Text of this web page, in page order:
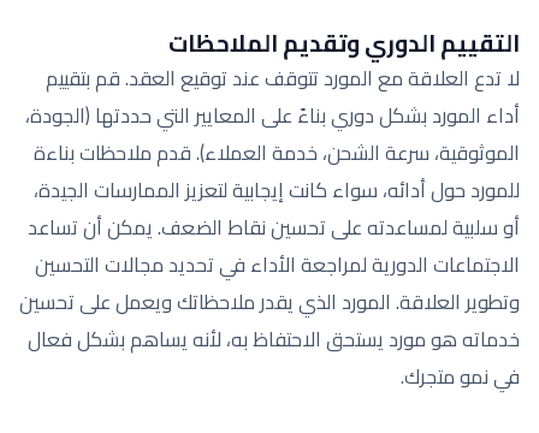
التقييم الدوري وتقديم الملاحظات
لا تدع العلاقة مع المورد تتوقف عند توقيع العقد. قم بتقييم
أداء المورد بشكل دوري بناءً على المعايير التي حددتها (الجودة،
الموثوقية، سرعة الشحن، خدمة العملاء). قدم ملاحظات بناءة
للمورد حول أدائه، سواء كانت إيجابية لتعزيز الممارسات الجيدة،
أو سلبية لمساعدته على تحسين نقاط الضعف. يمكن أن تساعد
الاجتماعات الدورية لمراجعة الأداء في تحديد مجالات التحسين
وتطوير العلاقة. المورد الذي يقدر ملاحظاتك ويعمل على تحسين
خدماته هو مورد يستحق الاحتفاظ به، لأنه يساهم بشكل فعال
في نمو متجرك.